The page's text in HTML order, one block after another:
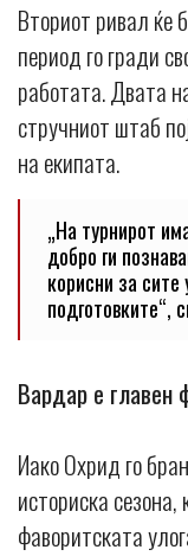
Вториот ривал ќе
период го гради
работата. Двата
стручниот штаб
на екипата.
„На турнирот
добро ги
корисни за
подготовките“,
Вардар е главен
Иако Охрид го
историска сезона,
фаворитската